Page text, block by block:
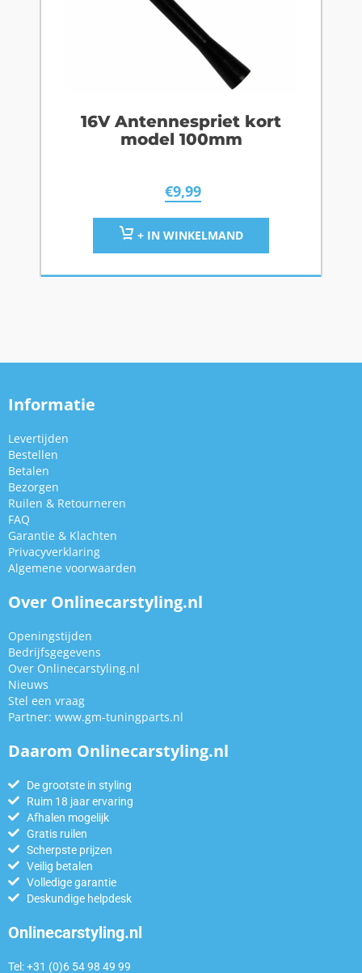
16V Antennespriet kort
model 100mm
€9,99
+ IN WINKELMAND
Informatie
Levertijden
Bestellen
Betalen
Bezorgen
Ruilen & Retourneren
FAQ
Garantie & Klachten
Privacyverklaring
Algemene voorwaarden
Over Onlinecarstyling.nl
Openingstijden
Bedrijfsgegevens
Over Onlinecarstyling.nl
Nieuws
Stel een vraag
Partner: www.gm-tuningparts.nl
Daarom Onlinecarstyling.nl
De grootste in styling
Ruim 18 jaar ervaring
Afhalen mogelijk
Gratis ruilen
Scherpste prijzen
Veilig betalen
Volledige garantie
Deskundige helpdesk
Onlinecarstyling.nl
Tel: +31 (0)6 54 98 49 99